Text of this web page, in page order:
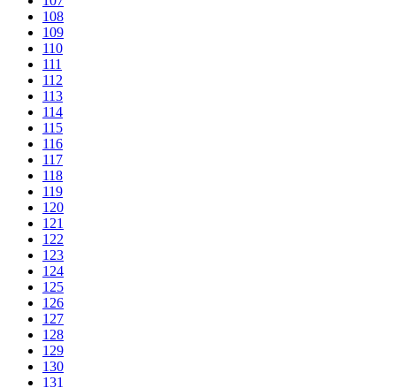
108
109
110
111
112
113
114
115
116
117
118
119
120
121
122
123
124
125
126
127
128
129
130
131